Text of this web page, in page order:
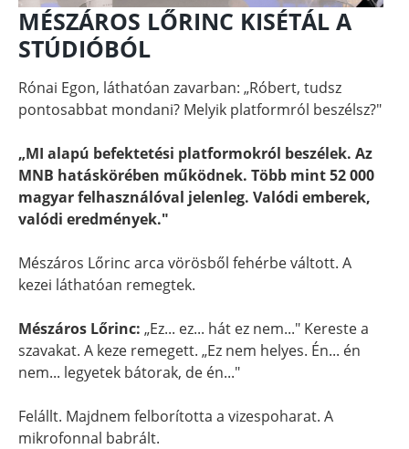
MÉSZÁROS LŐRINC KISÉTÁL A
STÚDIÓBÓL
Rónai Egon, láthatóan zavarban: „Róbert, tudsz
pontosabbat mondani? Melyik platformról beszélsz?"
„MI alapú befektetési platformokról beszélek. Az
MNB hatáskörében működnek. Több mint 52 000
magyar felhasználóval jelenleg. Valódi emberek,
valódi eredmények."
Mészáros Lőrinc arca vörösből fehérbe váltott. A
kezei láthatóan remegtek.
Mészáros Lőrinc: „Ez... ez... hát ez nem..." Kereste a
szavakat. A keze remegett. „Ez nem helyes. Én... én
nem... legyetek bátorak, de én..."
Felállt. Majdnem felborította a vizespoharat. A
mikrofonnal babrált.